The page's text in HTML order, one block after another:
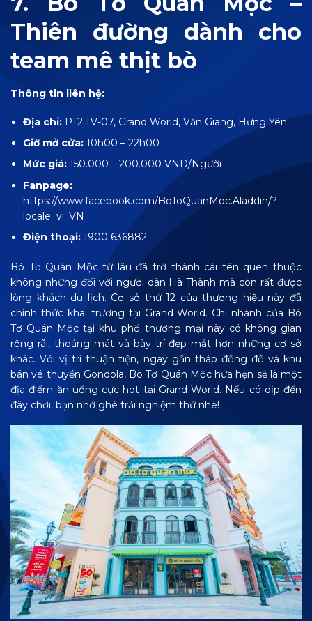
Thiên đường dành cho
team mê thịt bò
Thông tin liên hệ:
Địa chỉ: PT2.TV-07, Grand World, Văn Giang, Hưng Yên
Giờ mở cửa: 10h00 – 22h00
Mức giá: 150.000 – 200.000 VND/Người
Fanpage:
https://www.facebook.com/BoToQuanMoc.Aladdin/?
locale=vi_VN
Điện thoại: 1900 636882
Bò Tơ Quán Mộc từ lâu đã trở thành cái tên quen thuộc
không những đối với người dân Hà Thành mà còn rất được
lòng khách du lịch. Cơ sở thứ 12 của thương hiệu này đã
chính thức khai trương tại Grand World. Chi nhánh của Bò
Tơ Quán Mộc tại khu phố thương mại này có không gian
rộng rãi, thoáng mát và bày trí đẹp mắt hơn những cơ sở
khác. Với vị trí thuận tiện, ngay gần tháp đồng đồ và khu
bán vé thuyền Gondola, Bò Tơ Quán Mộc hứa hẹn sẽ là một
địa điểm ăn uống cực hot tại Grand World. Nếu có dịp đến
đây chơi, bạn nhớ ghé trải nghiệm thử nhé!